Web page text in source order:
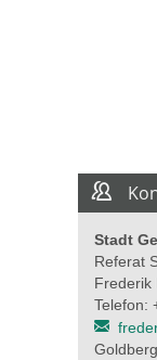
Stadt
Referat
Frederik
Telefon: